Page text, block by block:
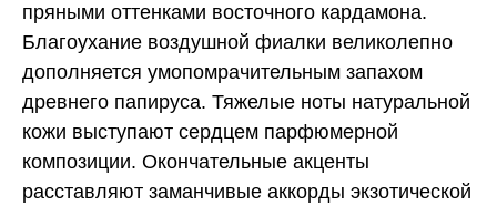
пряными оттенками восточного кардамона.
Благоухание воздушной фиалки великолепно
дополняется умопомрачительным запахом
древнего папируса. Тяжелые ноты натуральной
кожи выступают сердцем парфюмерной
композиции. Окончательные акценты
расставляют заманчивые аккорды экзотической